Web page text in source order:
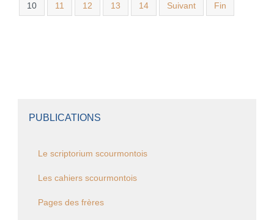
10 11 12 13 14 Suivant Fin
PUBLICATIONS
Le scriptorium scourmontois
Les cahiers scourmontois
Pages des frères